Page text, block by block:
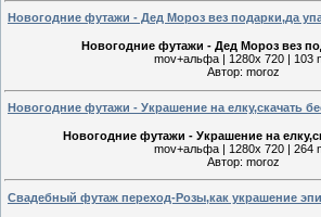
Новогодние футажи - Дед Мороз вез подарки,да
Новогодние футажи - Дед Мороз вез
mov+альфа | 1280х 720 | 103
Автор: moroz
Новогодние футажи - Украшение на елку,скачать
Новогодние футажи - Украшение на
mov+альфа | 1280х 720 | 264
Автор: moroz
Свадебный футаж переход-Розы,как украшение